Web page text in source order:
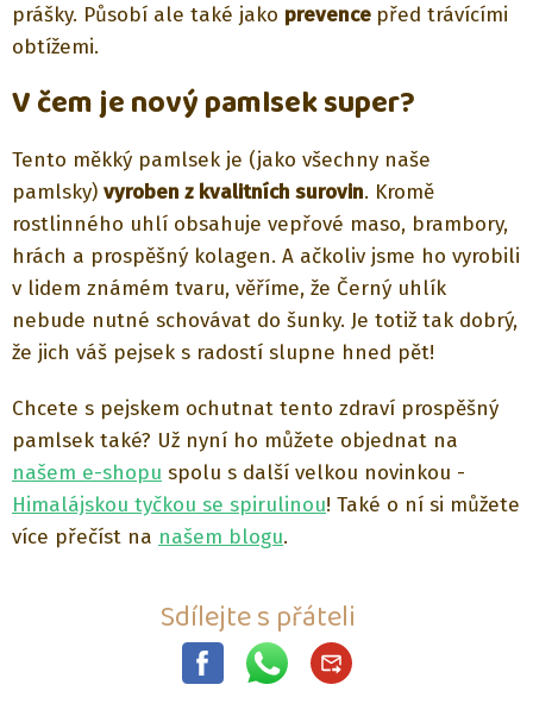
prášky. Působí ale také jako prevence před trávícími
obtížemi.
V čem je nový pamlsek super?
Tento měkký pamlsek je (jako všechny naše
pamlsky) vyroben z kvalitních surovin. Kromě
rostlinného uhlí obsahuje vepřové maso, brambory,
hrách a prospěšný kolagen. A ačkoliv jsme ho vyrobili
v lidem známém tvaru, věříme, že Černý uhlík
nebude nutné schovávat do šunky. Je totiž tak dobrý,
že jich váš pejsek s radostí slupne hned pět!
Chcete s pejskem ochutnat tento zdraví prospěšný
pamlsek také? Už nyní ho můžete objednat na
našem e-shopu spolu s další velkou novinkou -
Himalájskou tyčkou se spirulinou! Také o ní si můžete
více přečíst na našem blogu.
Sdílejte s přáteli